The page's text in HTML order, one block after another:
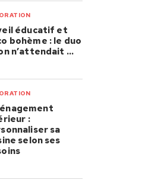
éducatif et
bohème : le duo
n’attendait …
:
sa
selon ses